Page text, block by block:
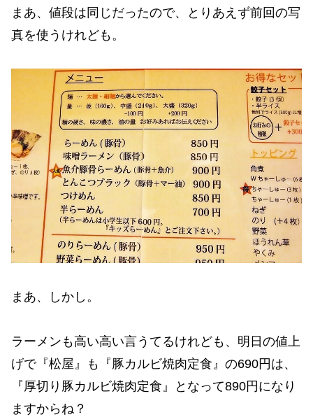
まあ、値段は同じだったので、とりあえず前回の写
真を使うけれども。
まあ、しかし。
ラーメンも高い高い言うてるけれども、明日の値上
げで『松屋』も『豚カルビ焼肉定食』の690円は、
『厚切り豚カルビ焼肉定食』となって890円になり
ますからね？